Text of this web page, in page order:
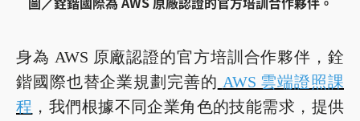
身為 AWS 原廠認證的官方培訓合作夥伴，銓
鍇國際也替企業規劃完善的 AWS 雲端證照課
程 ，我們根據不同企業角色的技能需求，提供